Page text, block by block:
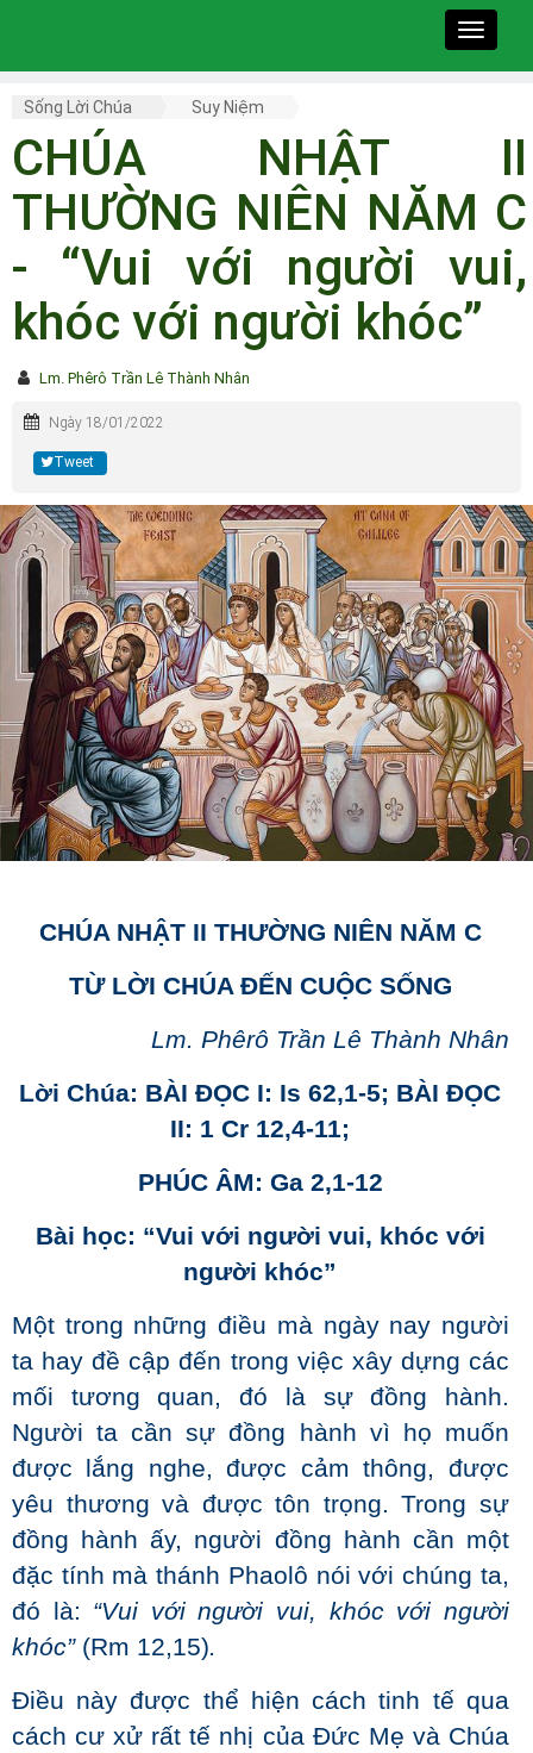
Toggle
Sống Lời Chúa Suy Niệm
CHÚA NHẬT II
THƯỜNG NIÊN NĂM C
- “Vui với người vui,
khóc với người khóc”
Lm. Phêrô Trần Lê Thành Nhân
Ngày 18/01/2022
Tweet
CHÚA NHẬT II THƯỜNG NIÊN NĂM C
TỪ LỜI CHÚA ĐẾN CUỘC SỐNG
Lm. Phêrô Trần Lê Thành Nhân
Lời Chúa: BÀI ĐỌC I: Is 62,1-5; BÀI ĐỌC
II: 1 Cr 12,4-11;
PHÚC ÂM: Ga 2,1-12
Bài học: “Vui với người vui, khóc với
người khóc”
Một trong những điều mà ngày nay người
ta hay đề cập đến trong việc xây dựng các
mối tương quan, đó là sự đồng hành.
Người ta cần sự đồng hành vì họ muốn
được lắng nghe, được cảm thông, được
yêu thương và được tôn trọng. Trong sự
đồng hành ấy, người đồng hành cần một
đặc tính mà thánh Phaolô nói với chúng ta,
đó là: “Vui với người vui, khóc với người
khóc” (Rm 12,15).
Điều này được thể hiện cách tinh tế qua
cách cư xử rất tế nhị của Đức Mẹ và Chúa